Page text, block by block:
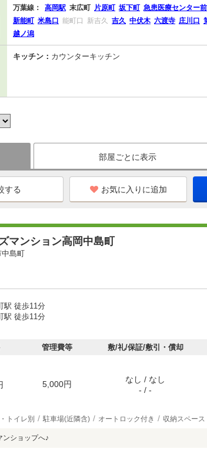
万葉線： 高岡駅 末広町 片原町 坂下町 急患医療センター前
新能町 米島口 能町口 新吉久 吉久 中伏木 六渡寺 庄川口
越ノ潟
キッチン： カウンターキッチン
部屋ごとに表示
お気に入りに追加
マンション高岡中島町
中島町
駅 徒歩11分
駅 徒歩11分
管理費等 敷/礼/保証/敷引・償却
5,000円
なし / なし
- / -
トイレ別 駐車場(近隣含) オートロック付き 収納スペース
ンショップへ♪